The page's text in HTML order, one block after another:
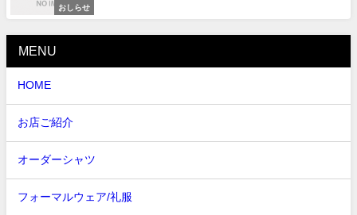
おしらせ
MENU
HOME
お店ご紹介
オーダーシャツ
フォーマルウェア/礼服